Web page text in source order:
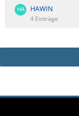
HAWIN
4 Einträge